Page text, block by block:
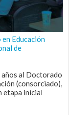
Educación
de
años al Doctorado
(consorciado),
etapa inicial